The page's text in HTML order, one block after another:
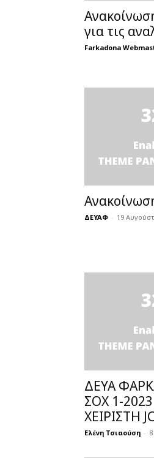
για τις
Farkadona
ΔΕΥΑΦ - 19
ΔΕΥΑ
ΣΟΧ 1-
ΧΕΙΡΙΣΤΗ
Ελένη Τσιαούση -